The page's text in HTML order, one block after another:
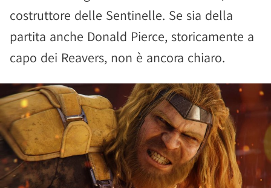
costruttore delle Sentinelle. Se sia della
partita anche Donald Pierce, storicamente a
capo dei Reavers, non è ancora chiaro.